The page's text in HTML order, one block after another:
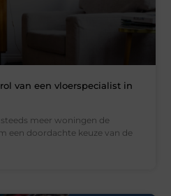
van een vloerspecialist in
meer woningen de
een doordachte keuze van de